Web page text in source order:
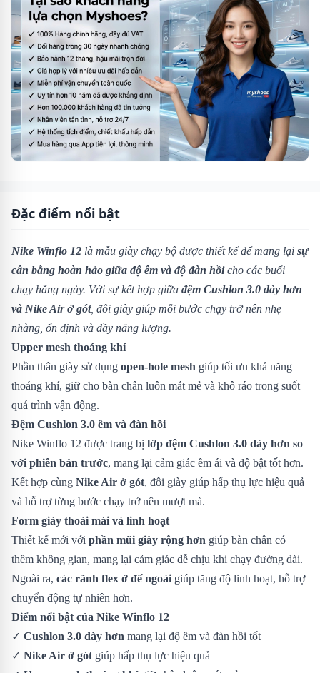
Đặc điểm nổi bật
Nike Winflo 12 là mẫu giày chạy bộ được thiết kế để mang lại sự
cân bằng hoàn hảo giữa độ êm và độ đàn hồicho các buổi
chạy hằng ngày. Với sự kết hợp giữa đệm Cushlon 3.0 dày hơn
và Nike Air ở gót, đôi giày giúp mỗi bước chạy trở nên nhẹ
nhàng, ổn định và đầy năng lượng.
Upper mesh thoáng khí
Phần thân giày sử dụng open-hole mesh giúp tối ưu khả năng
thoáng khí, giữ cho bàn chân luôn mát mẻ và khô ráo trong suốt
quá trình vận động.
Đệm Cushlon 3.0 êm và đàn hồi
Nike Winflo 12 được trang bị lớp đệm Cushlon 3.0 dày hơn so
với phiên bản trước, mang lại cảm giác êm ái và độ bật tốt hơn.
Kết hợp cùng Nike Air ở gót, đôi giày giúp hấp thụ lực hiệu quả
và hỗ trợ từng bước chạy trở nên mượt mà.
Form giày thoải mái và linh hoạt
Thiết kế mới với phần mũi giày rộng hơn giúp bàn chân có
thêm không gian, mang lại cảm giác dễ chịu khi chạy đường dài.
Ngoài ra, các rãnh flex ở đế ngoài giúp tăng độ linh hoạt, hỗ trợ
chuyển động tự nhiên hơn.
Điểm nổi bật của Nike Winflo 12
✓ Cushlon 3.0 dày hơn mang lại độ êm và đàn hồi tốt
✓ Nike Air ở gót giúp hấp thụ lực hiệu quả